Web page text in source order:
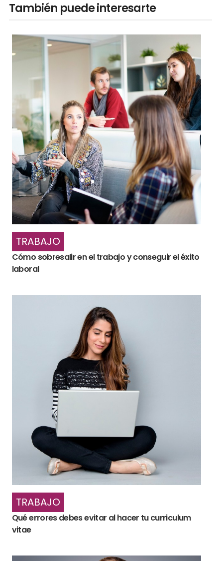
También puede interesarte
TRABAJO
Cómo sobresalir en el trabajo y conseguir el éxito
laboral
TRABAJO
Qué errores debes evitar al hacer tu curriculum
vitae